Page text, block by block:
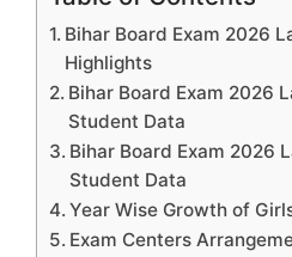
Bihar Board Exam 2026
Highlights
Bihar Board Exam 2026
Student Data
Bihar Board Exam 2026
Student Data
Year Wise Growth of
Exam Centers